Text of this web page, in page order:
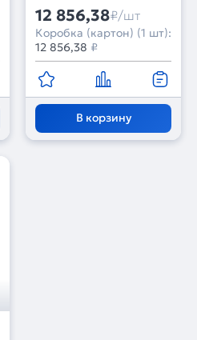
12 856,38₽/шт
Коробка (картон) (1 шт):
12 856,38 ₽
В корзину